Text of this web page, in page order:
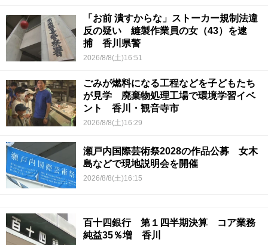
「お前 潰すからな」ストーカー規制法違
反の疑い 縫製作業員の女（43）を逮
捕 香川県警
2026/8/8(土)16:51
ごみが燃料になる工程などを子どもたち
が見学 廃棄物処理工場で環境学習イベ
ント 香川・観音寺市
2026/8/8(土)16:29
瀬戸内国際芸術祭2028の作品公募 女木
島などで現地説明会を開催
2026/8/8(土)16:15
百十四銀行 第１四半期決算 コア業務
純益35％増 香川